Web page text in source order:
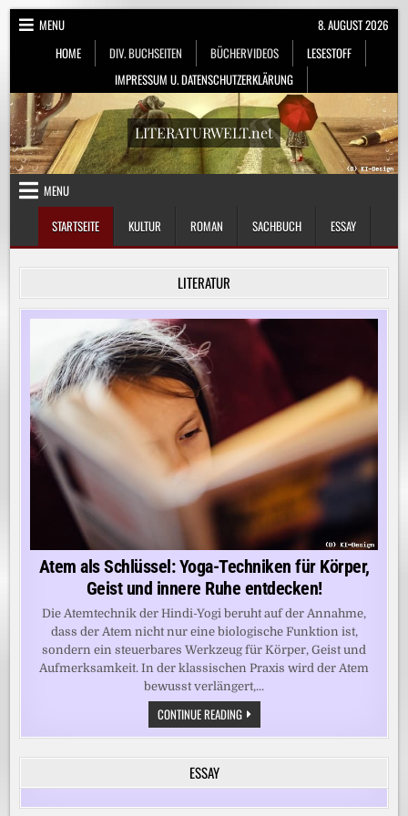
Skip
MENU
HOME
DIV. BUCHSEITEN BÜCHERVIDEOS
LESESTOFF
IMPRESSUM U. DATENSCHUTZERKLÄRUNG
8. AUGUST 2026
LITERATURWELT.net
MENU
STARTSEITE
KULTUR ROMAN SACHBUCH ESSAY
LITERATUR
Atem als Schlüssel: Yoga-Techniken für Körper,
Geist und innere Ruhe entdecken!
Die Atemtechnik der Hindi-Yogi beruht auf der Annahme,
dass der Atem nicht nur eine biologische Funktion ist,
sondern ein steuerbares Werkzeug für Körper, Geist und
Aufmerksamkeit. In der klassischen Praxis wird der Atem
bewusst verlängert,...
CONTINUE READINGATEM
ALS
SCHLÜSSEL:
TECHNIKEN
KÖRPER,
UND
ESSAY